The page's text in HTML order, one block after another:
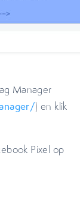
Manager
) en klik
Pixel op